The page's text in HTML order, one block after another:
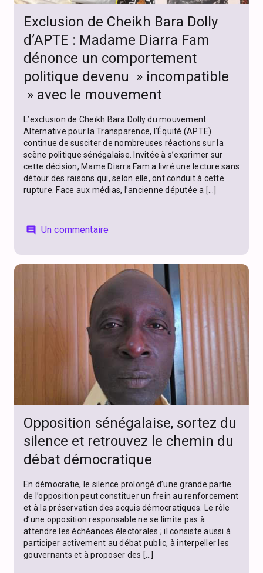
Exclusion de Cheikh Bara Dolly
d’APTE : Madame Diarra Fam
dénonce un comportement
politique devenu » incompatible
» avec le mouvement
L’exclusion de Cheikh Bara Dolly du mouvement
Alternative pour la Transparence, l’Équité (APTE)
continue de susciter de nombreuses réactions sur la
scène politique sénégalaise. Invitée à s’exprimer sur
cette décision, Mame Diarra Fam a livré une lecture sans
détour des raisons qui, selon elle, ont conduit à cette
rupture. Face aux médias, l’ancienne députée a […]
comment Un commentaire
Opposition sénégalaise, sortez du
silence et retrouvez le chemin du
débat démocratique
En démocratie, le silence prolongé d’une grande partie
de l’opposition peut constituer un frein au renforcement
et à la préservation des acquis démocratiques. Le rôle
d’une opposition responsable ne se limite pas à
attendre les échéances électorales ; il consiste aussi à
participer activement au débat public, à interpeller les
gouvernants et à proposer des […]